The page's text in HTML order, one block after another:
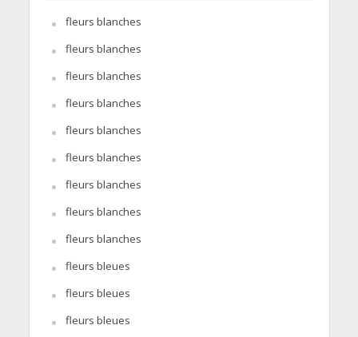
fleurs blanches
fleurs blanches
fleurs blanches
fleurs blanches
fleurs blanches
fleurs blanches
fleurs blanches
fleurs blanches
fleurs blanches
fleurs bleues
fleurs bleues
fleurs bleues